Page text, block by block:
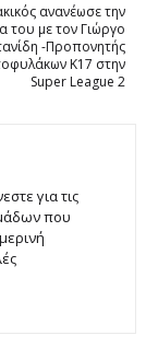
ανανέωσε την
του με τον Γιώργο
-Προπονητής
Κ17 στην
Super League 2
για τις
που